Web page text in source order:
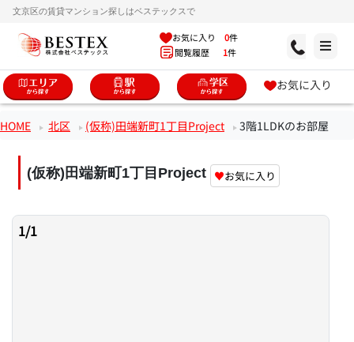
文京区の賃貸マンション探しはベステックスで
お気に入り 0件
閲覧履歴 1件
お気に入り
HOME 北区 (仮称)田端新町1丁目Project 3階1LDKのお部屋
(仮称)田端新町1丁目Project ♥お気に入り
1/1